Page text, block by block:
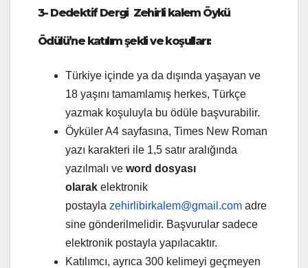
3- Dedektif Dergi Zehirli kalem Öykü
Ödülü’ne katılım şekli ve koşulları:
Türkiye içinde ya da dışında yaşayan ve
18 yaşını tamamlamış herkes, Türkçe
yazmak koşuluyla bu ödüle başvurabilir.
Öyküler A4 sayfasına, Times New Roman
yazı karakteri ile 1,5 satır aralığında
yazılmalı ve word dosyası
olarak elektronik
postayla zehirlibirkalem@gmail.com adre
sine gönderilmelidir. Başvurular sadece
elektronik postayla yapılacaktır.
Katılımcı, ayrıca 300 kelimeyi geçmeyen